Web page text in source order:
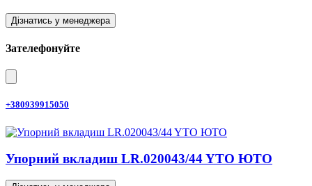
Дізнатись у менеджера
Зателефонуйте
+380939915050
Упорний вкладиш LR.020043/44 YTO ЮТО